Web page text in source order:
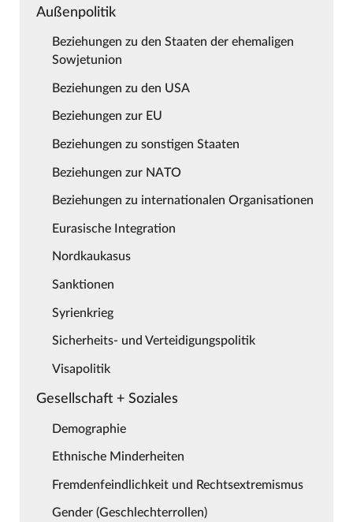
Außenpolitik
Beziehungen zu den Staaten der ehemaligen
Sowjetunion
Beziehungen zu den USA
Beziehungen zur EU
Beziehungen zu sonstigen Staaten
Beziehungen zur NATO
Beziehungen zu internationalen Organisationen
Eurasische Integration
Nordkaukasus
Sanktionen
Syrienkrieg
Sicherheits- und Verteidigungspolitik
Visapolitik
Gesellschaft + Soziales
Demographie
Ethnische Minderheiten
Fremdenfeindlichkeit und Rechtsextremismus
Gender (Geschlechterrollen)